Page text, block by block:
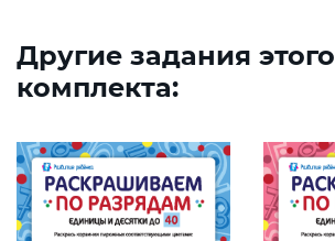
Другие задания этого
комплекта: